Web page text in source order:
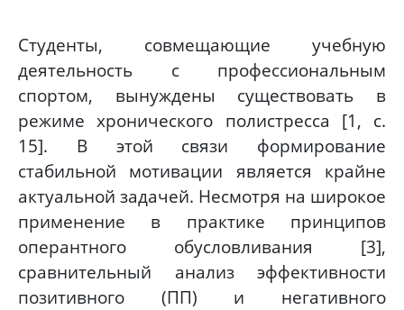
Студенты, совмещающие учебную
деятельность с профессиональным
спортом, вынуждены существовать в
режиме хронического полистресса [1, с.
15]. В этой связи формирование
стабильной мотивации является крайне
актуальной задачей. Несмотря на широкое
применение в практике принципов
оперантного обусловливания [3],
сравнительный анализ эффективности
позитивного (ПП) и негативного